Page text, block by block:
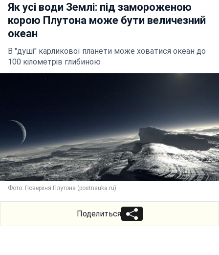
Як усі води Землі: під замороженою
корою Плутона може бути величезний
океан
В "душі" карликової планети може ховатися океан до
100 кілометрів глибиною
Фото: Поверхня Плутона (postnauka.ru)
Поделиться